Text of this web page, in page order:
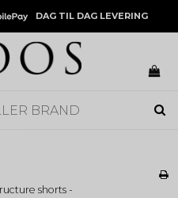
DAG TIL DAG LEVERING
shorts -